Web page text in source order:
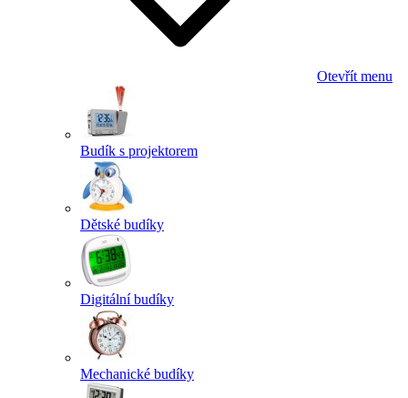
Otevřít menu
Budík s projektorem
Dětské budíky
Digitální budíky
Mechanické budíky